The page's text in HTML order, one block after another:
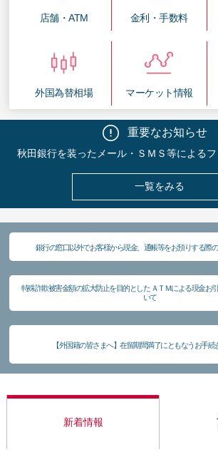
店舗・ATM 金利・手数料
外国為替相場 マーケット情報
重要なお知らせ
銀行名を騙る電話等（自動音声含む）にご注
一覧をみる
銀行の窓口以外でお客様から現金、通帳等をお預りする際
特殊詐欺被害金額の拡大防止を目的とした ＡＴＭによる現金お
いて
【外国籍の皆さまへ】在留期間満了にともなうお手続
新着情報